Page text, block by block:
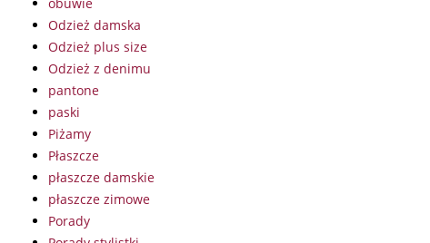
Odzież damska
Odzież plus size
Odzież z denimu
pantone
paski
Piżamy
Płaszcze
płaszcze damskie
płaszcze zimowe
Porady